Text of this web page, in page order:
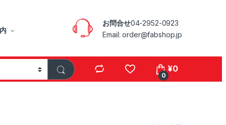
お問合せ04-2952-0923
Email: order@fabshop.jp
0
¥0